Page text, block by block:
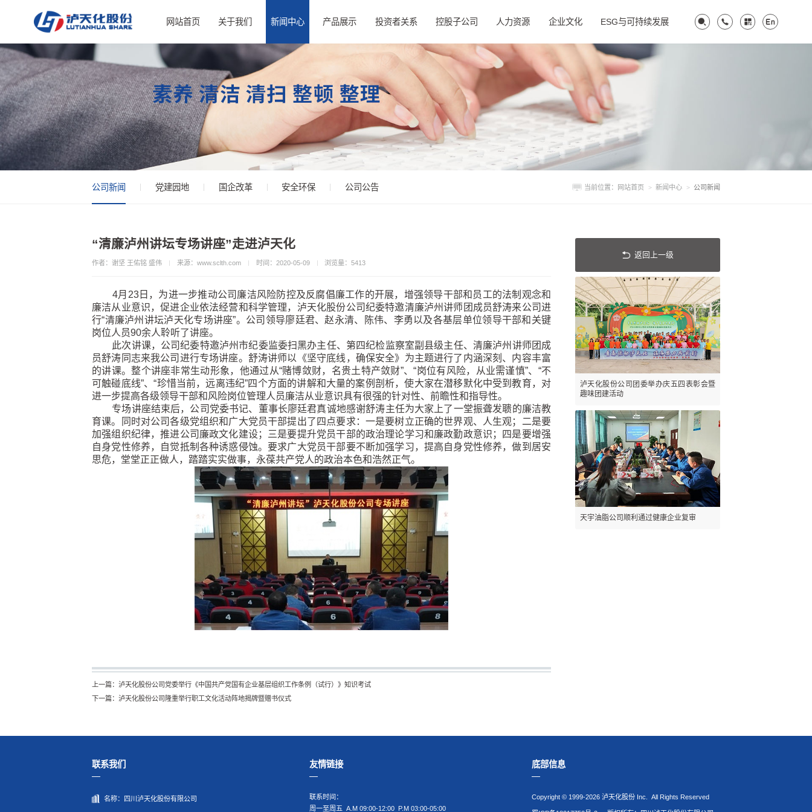
网站首页 关于我们 新闻中心 产品展示 投资者关系 控股子公司 人力资源 企业文化 ESG与可持续发展
公司新闻 党建园地 国企改革 安全环保 公司公告 当前位置： 网站首页 > 新闻中心 > 公司新闻
“清廉泸州讲坛专场讲座”走进泸天化
作者：谢坚 王佑铭 盛伟 来源：www.sclth.com 时间：2020-05-09 浏览量：5413
4月23日，为进一步推动公司廉洁风险防控及反腐倡廉工作的开展，增强领导干部和员工的法制观念和
廉洁从业意识，促进企业依法经营和科学管理，泸天化股份公司纪委特邀清廉泸州讲师团成员舒涛来公司进
行“清廉泸州讲坛泸天化专场讲座”。公司领导廖廷君、赵永清、陈伟、李勇以及各基层单位领导干部和关键
岗位人员90余人聆听了讲座。
此次讲课，公司纪委特邀泸州市纪委监委扫黑办主任、第四纪检监察室副县级主任、清廉泸州讲师团成
员舒涛同志来我公司进行专场讲座。舒涛讲师以《坚守底线，确保安全》为主题进行了内涵深刻、内容丰富
的讲课。整个讲座非常生动形象，他通过从“赌博敛财，名贵土特产敛财”、“岗位有风险，从业需谨慎”、“不
可触碰底线”、“珍惜当前，远离违纪”四个方面的讲解和大量的案例剖析，使大家在潜移默化中受到教育，对
进一步提高各级领导干部和风险岗位管理人员廉洁从业意识具有很强的针对性、前瞻性和指导性。
专场讲座结束后，公司党委书记、董事长廖廷君真诚地感谢舒涛主任为大家上了一堂振聋发聩的廉洁教
育课。同时对公司各级党组织和广大党员干部提出了四点要求：一是要树立正确的世界观、人生观；二是要
加强组织纪律，推进公司廉政文化建设；三是要提升党员干部的政治理论学习和廉政勤政意识；四是要增强
自身党性修养，自觉抵制各种诱惑侵蚀。要求广大党员干部要不断加强学习，提高自身党性修养，做到居安
思危，堂堂正正做人，踏踏实实做事，永葆共产党人的政治本色和浩然正气。
上一篇： 泸天化股份公司党委举行《中国共产党国有企业基层组织工作条例（试行）》知识考试
下一篇： 泸天化股份公司隆重举行职工文化活动阵地揭牌暨赠书仪式
返回上一级
泸天化股份公司团委举办庆五四表彰会暨
趣味团建活动
天宇油脂公司顺利通过健康企业复审
联系我们
名称： 四川泸天化股份有限公司
友情链接
联系时间：
周一至周五 A.M 09:00-12:00 P.M 03:00-05:00
底部信息
Copyright © 1999-2026 泸天化股份 Inc. All Rights Reserved